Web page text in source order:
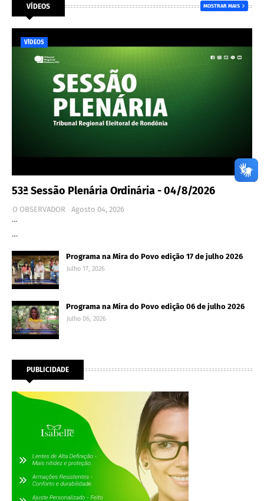
VÍDEOS MOSTRAR MAIS
VÍDEOS
53ª Sessão Plenária Ordinária - 04/8/2026
O OBSERVADOR
Agosto 04, 2026
…
…
Programa na Mira do Povo edição 17 de julho 2026
Julho 17, 2026
Programa na Mira do Povo edição 06 de julho 2026
Julho 06, 2026
PUBLICIDADE